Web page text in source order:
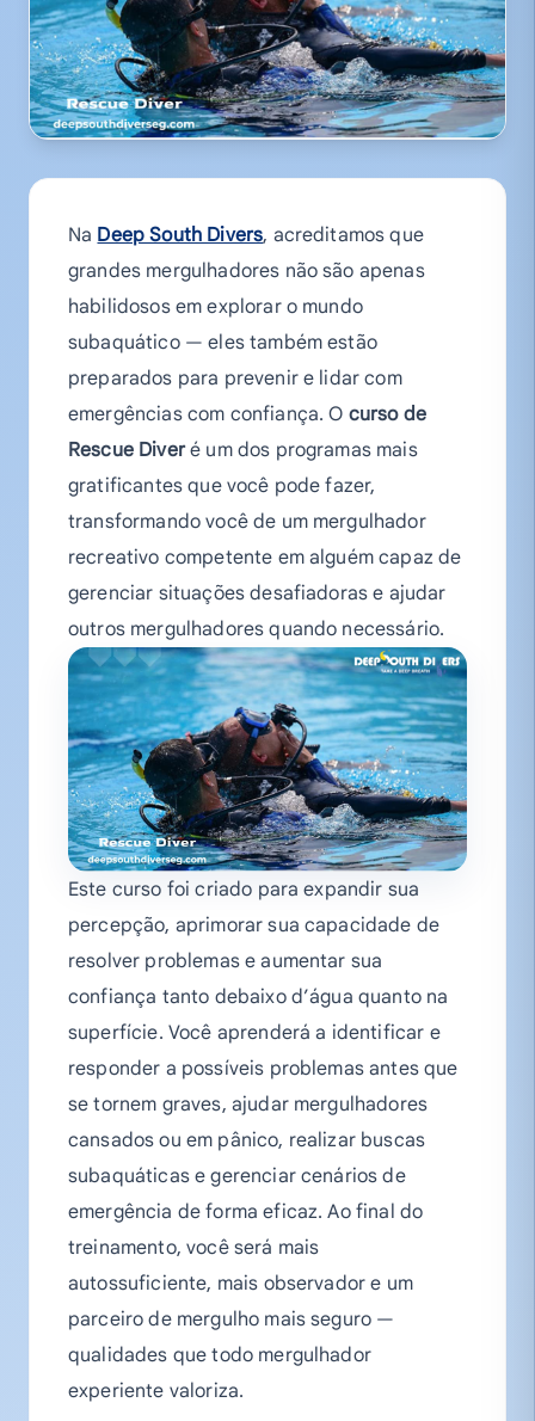
Na Deep South Divers, acreditamos que
grandes mergulhadores não são apenas
habilidosos em explorar o mundo
subaquático — eles também estão
preparados para prevenir e lidar com
emergências com confiança. O curso de
Rescue Diveré um dos programas mais
gratificantes que você pode fazer,
transformando você de um mergulhador
recreativo competente em alguém capaz de
gerenciar situações desafiadoras e ajudar
outros mergulhadores quando necessário.
Este curso foi criado para expandir sua
percepção, aprimorar sua capacidade de
resolver problemas e aumentar sua
confiança tanto debaixo d’água quanto na
superfície. Você aprenderá a identificar e
responder a possíveis problemas antes que
se tornem graves, ajudar mergulhadores
cansados ou em pânico, realizar buscas
subaquáticas e gerenciar cenários de
emergência de forma eficaz. Ao final do
treinamento, você será mais
autossuficiente, mais observador e um
parceiro de mergulho mais seguro —
qualidades que todo mergulhador
experiente valoriza.